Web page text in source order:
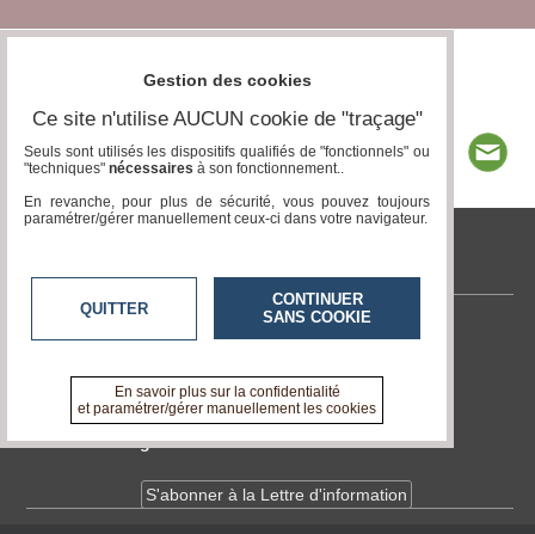
tvcitoyenne.com
Contactez-nous
A propos de tvcitoyenne.com
Devenir délégué
S'abonner à la Lettre d'information
Gestion des cookies
Ce site n'utilise AUCUN cookie de "traçage"
Seuls sont utilisés les dispositifs qualifiés de "fonctionnels" ou
"techniques" nécessaires à son fonctionnement..
En revanche, pour plus de sécurité, vous pouvez toujours
paramétrer/gérer manuellement ceux-ci dans votre navigateur.
QUITTER
CONTINUER
SANS COOKIE
En savoir plus sur la confidentialité
et paramétrer/gérer manuellement les cookies